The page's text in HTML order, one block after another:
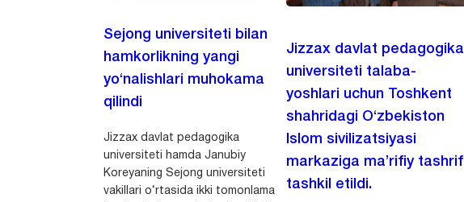
Sejong universiteti bilan
hamkorlikning yangi
yo‘nalishlari muhokama
qilindi
Jizzax davlat pedagogika
universiteti hamda Janubiy
Koreyaning Sejong universiteti
vakillari o‘rtasida ikki tomonlama
Jizzax davlat pedagogika
universiteti talaba-
yoshlari uchun Toshkent
shahridagi O‘zbekiston
Islom sivilizatsiyasi
markaziga ma’rifiy tashrif
tashkil etildi.